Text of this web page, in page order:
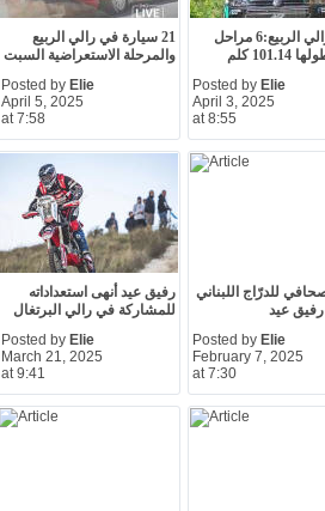
21 سيارة في رالي الربيع
والمرحلة الاستعراضية السبت
Posted by Elie
April 5, 2025
at 7:58
مسار رالي الربيع:6 مراحل
كلم
Posted by Elie
April 3, 2025
at 8:55
رفيق عيد أنهى استعداداته
للمشاركة في رالي البرتغال
Posted by Elie
March 21, 2025
at 9:41
للدرّاج اللبناني
رفيق عيد
Posted by Elie
February 7, 2025
at 7:30